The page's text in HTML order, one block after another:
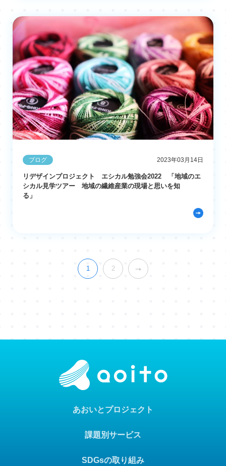
ブログ 2023年03月14日
リデザインプロジェクト エシカル勉強会2022 「地域のエ
シカル見学ツアー 地域の繊維産業の現場と思いを知
る」
1 2
あおいとプロジェクト
SDGsの取り組み
課題別サービス